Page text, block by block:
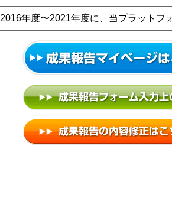
2016年度〜2021年度に、当プラットフ